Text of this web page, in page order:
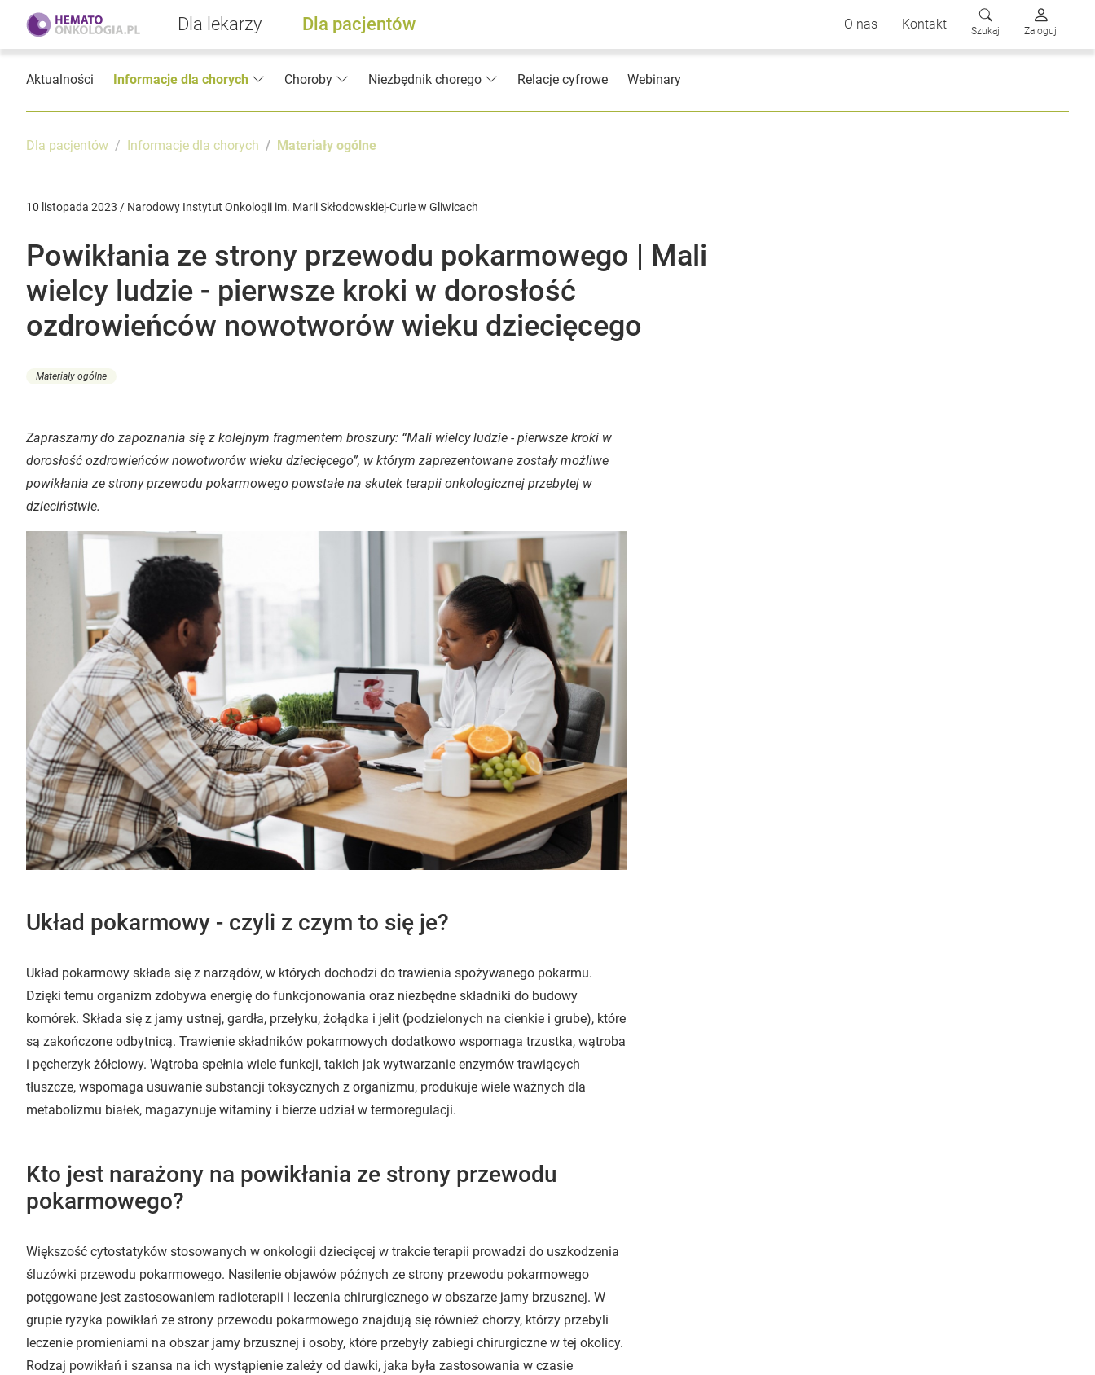
Dla lekarzy Dla pacjentów O nas Kontakt Szukaj Zaloguj
Aktualności Informacje dla chorych Choroby Niezbędnik chorego Relacje cyfrowe Webinary
Dla pacjentów Informacje dla chorych Materiały ogólne
10 listopada 2023 / Narodowy Instytut Onkologii im. Marii Skłodowskiej-Curie w Gliwicach
Powikłania ze strony przewodu pokarmowego | Mali
wielcy ludzie - pierwsze kroki w dorosłość
ozdrowieńców nowotworów wieku dziecięcego
Materiały ogólne
Zapraszamy do zapoznania się z kolejnym fragmentem broszury: “Mali wielcy ludzie - pierwsze kroki w
dorosłość ozdrowieńców nowotworów wieku dziecięcego”, w którym zaprezentowane zostały możliwe
powikłania ze strony przewodu pokarmowego powstałe na skutek terapii onkologicznej przebytej w
dzieciństwie.
Układ pokarmowy - czyli z czym to się je?
Układ pokarmowy składa się z narządów, w których dochodzi do trawienia spożywanego pokarmu.
Dzięki temu organizm zdobywa energię do funkcjonowania oraz niezbędne składniki do budowy
komórek. Składa się z jamy ustnej, gardła, przełyku, żołądka i jelit (podzielonych na cienkie i grube), które
są zakończone odbytnicą. Trawienie składników pokarmowych dodatkowo wspomaga trzustka, wątroba
i pęcherzyk żółciowy. Wątroba spełnia wiele funkcji, takich jak wytwarzanie enzymów trawiących
tłuszcze, wspomaga usuwanie substancji toksycznych z organizmu, produkuje wiele ważnych dla
metabolizmu białek, magazynuje witaminy i bierze udział w termoregulacji.
Kto jest narażony na powikłania ze strony przewodu
pokarmowego?
Większość cytostatyków stosowanych w onkologii dziecięcej w trakcie terapii prowadzi do uszkodzenia
śluzówki przewodu pokarmowego. Nasilenie objawów późnych ze strony przewodu pokarmowego
potęgowane jest zastosowaniem radioterapii i leczenia chirurgicznego w obszarze jamy brzusznej. W
grupie ryzyka powikłań ze strony przewodu pokarmowego znajdują się również chorzy, którzy przebyli
leczenie promieniami na obszar jamy brzusznej i osoby, które przebyły zabiegi chirurgiczne w tej okolicy.
Rodzaj powikłań i szansa na ich wystąpienie zależy od dawki, jaka była zastosowania w czasie